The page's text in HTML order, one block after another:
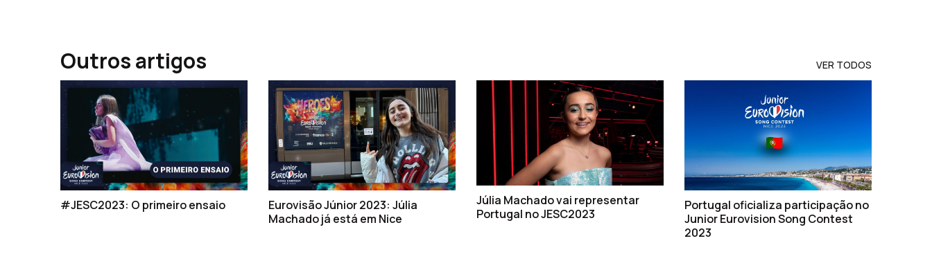
Outros artigos VER TODOS
#JESC2023: O primeiro ensaio
Eurovisão Júnior 2023: Júlia
Machado já está em Nice
Júlia Machado vai representar
Portugal no JESC2023
Portugal oficializa participação no
Junior Eurovision Song Contest
2023